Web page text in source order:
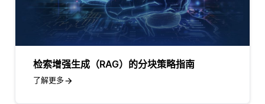
检索增强生成（RAG）的分块策略指南
了解更多